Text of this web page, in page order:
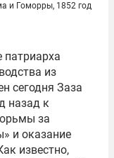
и Гоморры, 1852 год
патриарха
из
сегодня Заза
назад к
за
и оказание
известно,